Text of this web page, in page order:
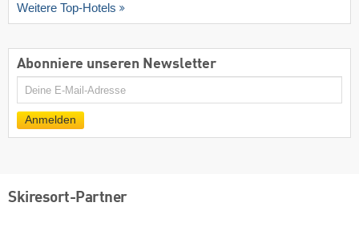
Weitere Top-Hotels
Abonniere unseren Newsletter
E-
Anmelden
Skiresort-Partner